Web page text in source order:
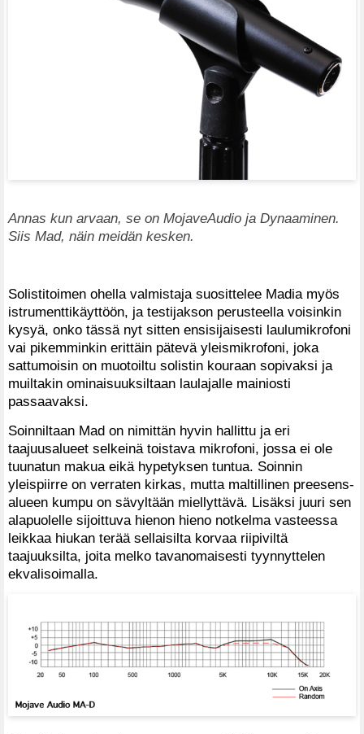
Annas kun arvaan, se on MojaveAudio ja Dynaaminen.
Siis Mad, näin meidän kesken.
Solistitoimen ohella valmistaja suosittelee Madia myös
istrumenttikäyttöön, ja testijakson perusteella voisinkin
kysyä, onko tässä nyt sitten ensisijaisesti laulumikrofoni
vai pikemminkin erittäin pätevä yleismikrofoni, joka
sattumoisin on muotoiltu solistin kouraan sopivaksi ja
muiltakin ominaisuuksiltaan laulajalle mainiosti
passaavaksi.
Soinniltaan Mad on nimittän hyvin hallittu ja eri
taajuusalueet selkeinä toistava mikrofoni, jossa ei ole
tuunatun makua eikä hypetyksen tuntua. Soinnin
yleispiirre on verraten kirkas, mutta maltillinen preesens-
alueen kumpu on sävyltään miellyttävä. Lisäksi juuri sen
alapuolelle sijoittuva hienon hieno notkelma vasteessa
leikkaa hiukan terää sellaisilta korvaa riipiviltä
taajuuksilta, joita melko tavanomaisesti tyynnyttelen
ekvalisoimalla.